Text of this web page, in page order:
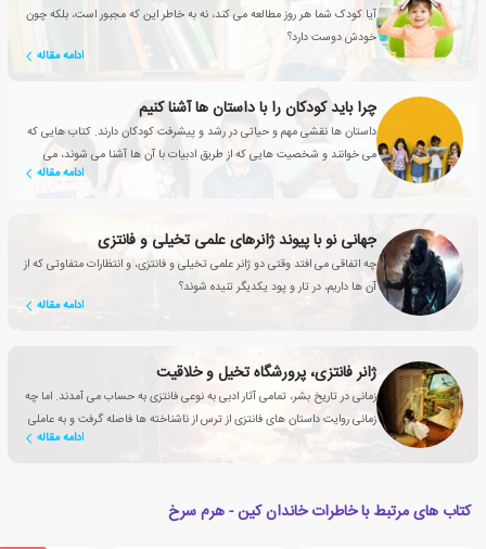
آیا کودک شما هر روز مطالعه می کند، نه به خاطر این که مجبور است، بلکه چون
خودش دوست دارد؟
ادامه مقاله
چرا باید کودکان را با داستان ها آشنا کنیم
داستان ها نقشی مهم و حیاتی در رشد و پیشرفت کودکان دارند. کتاب هایی که
می خوانند و شخصیت هایی که از طریق ادبیات با آن ها آشنا می شوند، می
ادامه مقاله
جهانی نو با پیوند ژانرهای علمی تخیلی و فانتزی
چه اتفاقی می افتد وقتی دو ژانر علمی تخیلی و فانتزی، و انتظارات متفاوتی که از
آن ها داریم، در تار و پود یکدیگر تنیده شوند؟
ادامه مقاله
ژانر فانتزی، پرورشگاه تخیل و خلاقیت
زمانی در تاریخ بشر، تمامی آثار ادبی به نوعی فانتزی به حساب می آمدند. اما چه
زمانی روایت داستان های فانتزی از ترس از ناشناخته ها فاصله گرفت و به عاملی
ادامه مقاله
کتاب های مرتبط با خاطرات خاندان کین - هرم سرخ